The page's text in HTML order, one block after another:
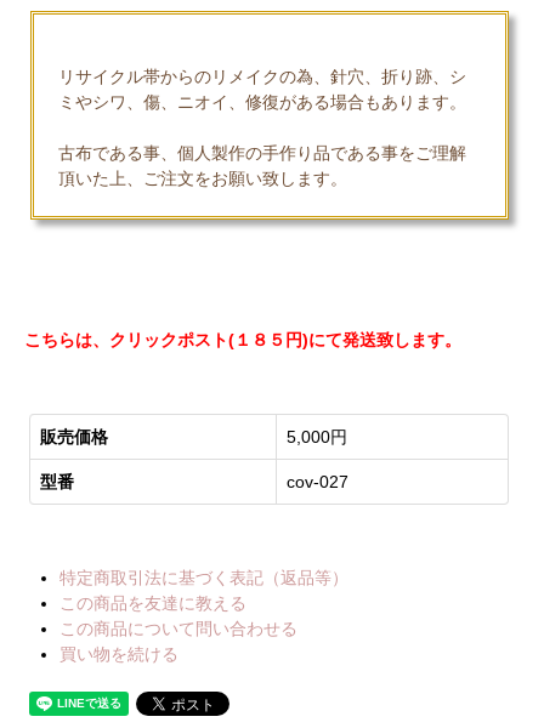
リサイクル帯からのリメイクの為、針穴、折り跡、シ
ミやシワ、傷、ニオイ、修復がある場合もあります。
古布である事、個人製作の手作り品である事をご理解
頂いた上、ご注文をお願い致します。
こちらは、クリックポスト(１８５円)にて発送致します。
販売価格 5,000円
型番 cov-027
特定商取引法に基づく表記（返品等）
この商品を友達に教える
この商品について問い合わせる
買い物を続ける